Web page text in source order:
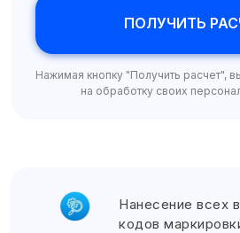
для тары любой формы и
Отправить запрос на
ПОЛУЧИТЬ
Нажимая кнопку "Получить расчет",
на обработку своих
Нанесение всех
кодов